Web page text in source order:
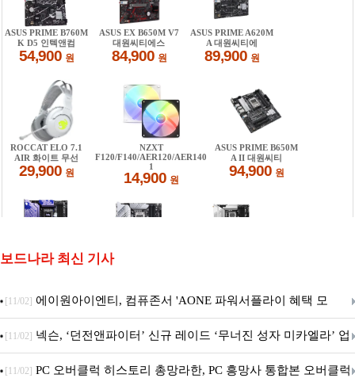
보드나라 최신 기사
[11/02] 에이원아이엔티, 컴퓨존서 'AONE 파워서플라이 혜택 모
음.ZIP' 이벤트 진행
[11/02] 넥슨, ‘던전앤파이터’ 신규 레이드 ‘무너진 성자 미카엘라’ 업
데이트!
[11/02] PC 오버클럭 히스토리 총망라한, PC 흥망사 통합본 오버클럭